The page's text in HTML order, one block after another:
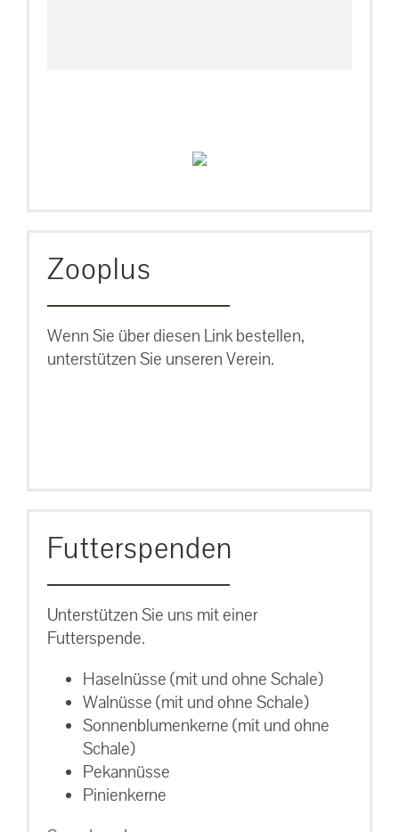
Zooplus
Wenn Sie über diesen Link bestellen,
unterstützen Sie unseren Verein.
Futterspenden
Unterstützen Sie uns mit einer
Futterspende.
Haselnüsse (mit und ohne Schale)
Walnüsse (mit und ohne Schale)
Sonnenblumenkerne (mit und ohne
Schale)
Pekannüsse
Pinienkerne